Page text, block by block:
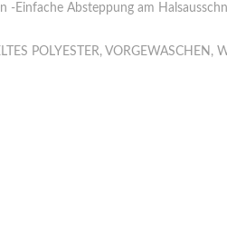
-Einfache Absteppung am
POLYESTER, VORGEWASCHEN,